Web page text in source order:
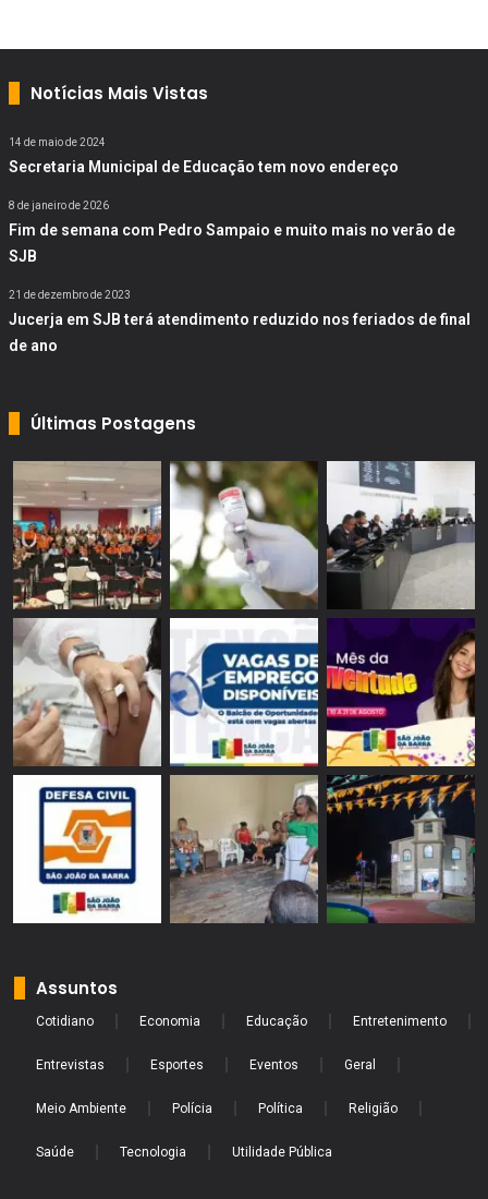
Notícias Mais Vistas
14 de maio de 2024
Secretaria Municipal de Educação tem novo endereço
8 de janeiro de 2026
Fim de semana com Pedro Sampaio e muito mais no verão de
SJB
21 de dezembro de 2023
Jucerja em SJB terá atendimento reduzido nos feriados de final
de ano
Últimas Postagens
Assuntos
Cotidiano Economia Educação Entretenimento
Entrevistas Esportes Eventos Geral
Meio Ambiente Polícia Política Religião
Saúde Tecnologia Utilidade Pública